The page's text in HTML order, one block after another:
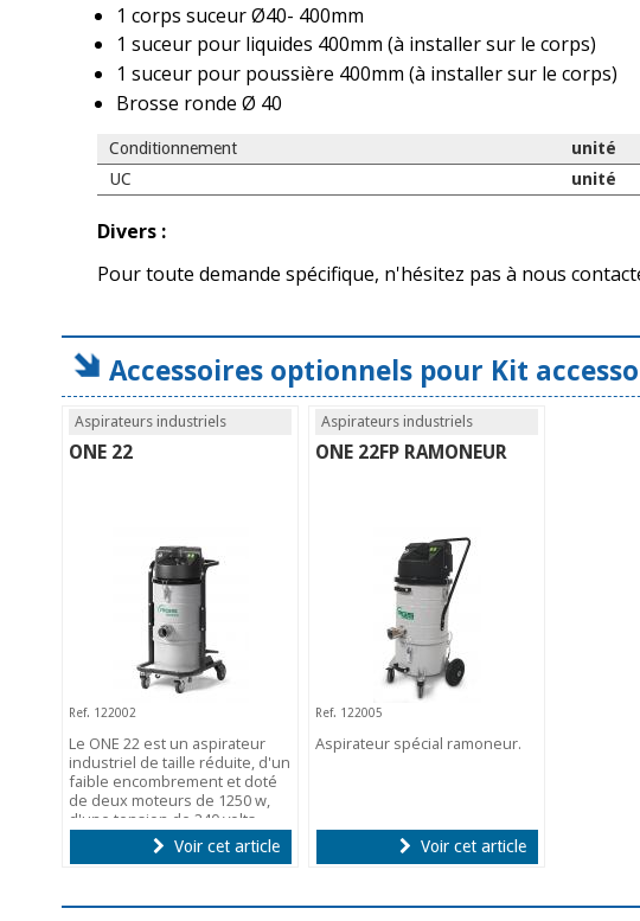
1 corps suceur Ø40- 400mm
1 suceur pour liquides 400mm (à installer sur le corps)
1 suceur pour poussière 400mm (à installer sur le corps)
Brosse ronde Ø 40
Conditionnement
unité
UC
unité
Divers :
Pour toute demande spécifique, n'hésitez pas à nous
Accessoires optionnels pour Kit
Aspirateurs industriels
ONE 22
Ref. 122002
Le ONE 22 est un aspirateur
industriel de taille réduite, d'un
faible encombrement et doté
de deux moteurs de 1250 w,
d'une tension de 240 volts
Voir cet article
Aspirateurs industriels
ONE 22FP RAMONEUR
Ref. 122005
Aspirateur spécial ramoneur.
Voir cet article